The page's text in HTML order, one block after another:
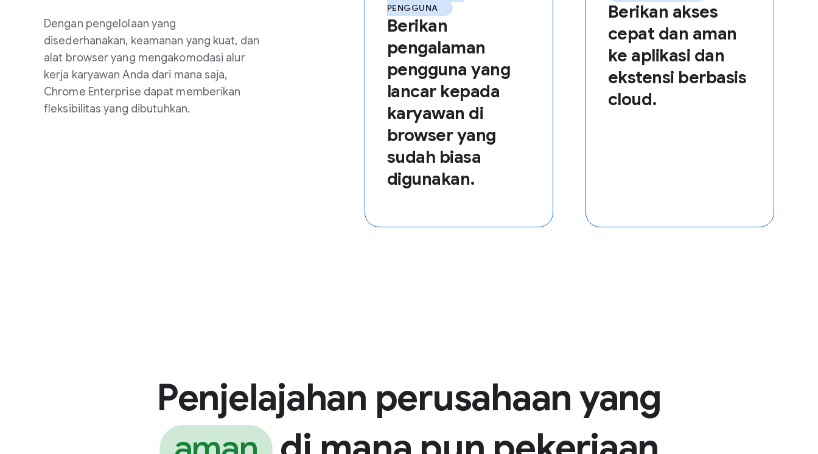
Dengan pengelolaan yang
disederhanakan, keamanan yang kuat, dan
alat browser yang mengakomodasi alur
kerja karyawan Anda dari mana saja,
Chrome Enterprise dapat memberikan
fleksibilitas yang dibutuhkan.
PENGGUNA
Berikan
pengalaman
pengguna yang
lancar kepada
karyawan di
browser yang
sudah biasa
digunakan.
Berikan akses
cepat dan aman
ke aplikasi dan
ekstensi berbasis
cloud.
Penjelajahan perusahaan yang